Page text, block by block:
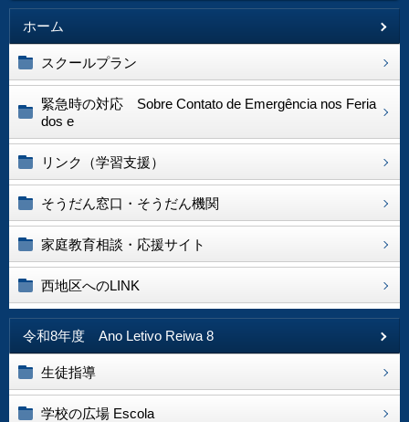
ホーム
スクールプラン
緊急時の対応 Sobre Contato de Emergência nos Feria
dos e
リンク（学習支援）
そうだん窓口・そうだん機関
家庭教育相談・応援サイト
西地区へのLINK
令和8年度 Ano Letivo Reiwa 8
生徒指導
学校の広場 Escola